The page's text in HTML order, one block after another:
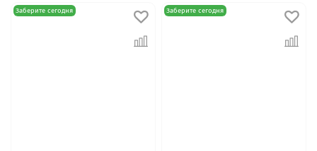
Заберите сегодня Заберите сегодня